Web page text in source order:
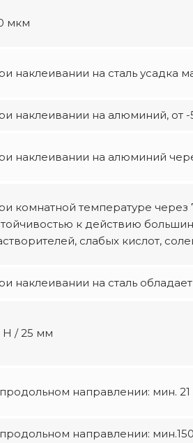
мкм
наклеивании на сталь усадка
наклеивании на алюминий, от -
наклеивании на алюминий
комнатной температуре через
к действию
слабых кислот,
наклеивании на сталь
Н / 25 мм
направлении: мин.
направлении: